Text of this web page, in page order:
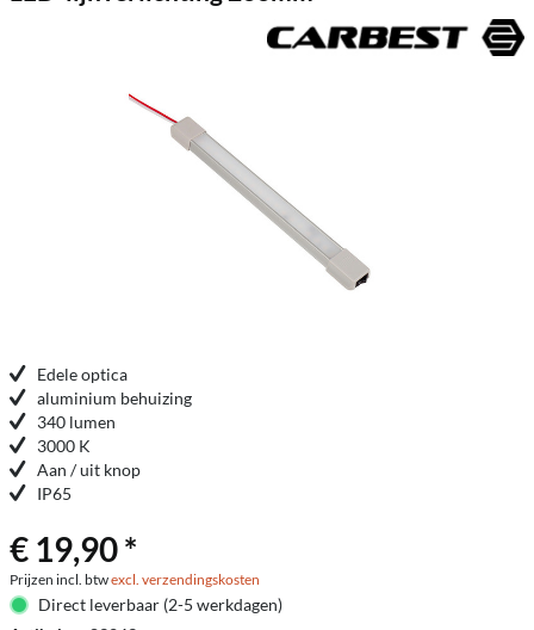
Edele optica
aluminium behuizing
340 lumen
3000 K
Aan / uit knop
IP65
€ 19,90 *
Prijzen incl. btwexcl. verzendingskosten
Direct leverbaar (2-5 werkdagen)